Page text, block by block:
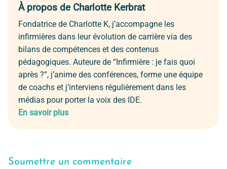
À propos de Charlotte Kerbrat
Fondatrice de Charlotte K, j’accompagne les
infirmières dans leur évolution de carrière via des
bilans de compétences et des contenus
pédagogiques. Auteure de “Infirmière : je fais quoi
après ?”, j’anime des conférences, forme une équipe
de coachs et j’interviens régulièrement dans les
médias pour porter la voix des IDE.
En savoir plus
Soumettre un commentaire